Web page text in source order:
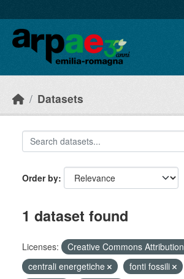
Datasets
Order by
1 dataset found
Licenses: Creative Commons Attribution
centrali energetiche
fonti fossili